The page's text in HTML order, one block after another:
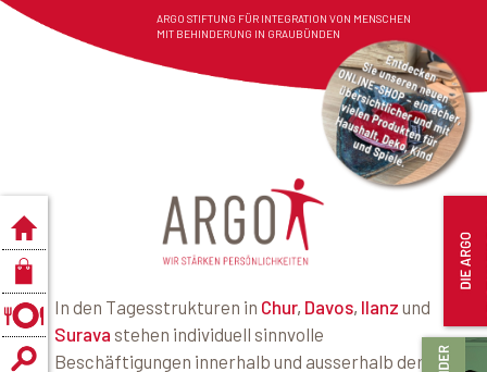
ARGO STIFTUNG FÜR INTEGRATION VON MENSCHEN
MIT BEHINDERUNG IN GRAUBÜNDEN
In den Tagesstrukturen in Chur, Davos, Ilanz und
Surava stehen individuell sinnvolle
Beschäftigungen innerhalb und ausserhalb der